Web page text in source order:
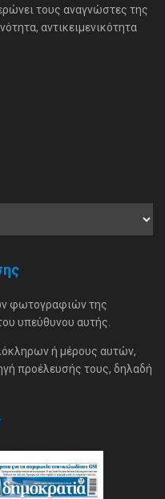
τους αναγνώστες της
αντικειμενικότητα
φωτογραφιών της
υπεύθυνου αυτής.
ή μέρους αυτών,
προέλευσής τους, δηλαδή